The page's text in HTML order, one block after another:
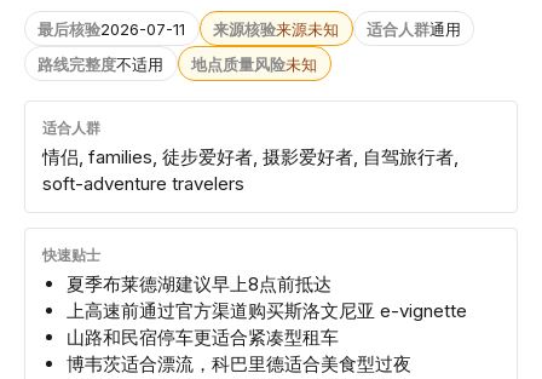
最后核验2026-07-11 来源核验来源未知 适合人群通用
路线完整度不适用 地点质量风险未知
适合人群
情侣, families, 徒步爱好者, 摄影爱好者, 自驾旅行者,
soft-adventure travelers
快速贴士
夏季布莱德湖建议早上8点前抵达
上高速前通过官方渠道购买斯洛文尼亚 e-vignette
山路和民宿停车更适合紧凑型租车
博韦茨适合漂流，科巴里德适合美食型过夜